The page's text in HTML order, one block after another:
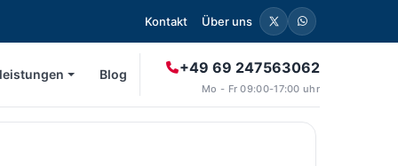
Kontakt Über uns
Blog +49 69 247563062
Mo - Fr 09:00-17:00 uhr